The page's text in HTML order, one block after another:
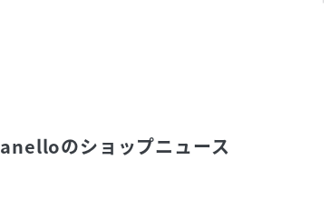
anelloのショップニュース